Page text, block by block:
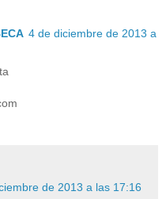
4 de diciembre de 2013 a
de 2013 a las 17:16